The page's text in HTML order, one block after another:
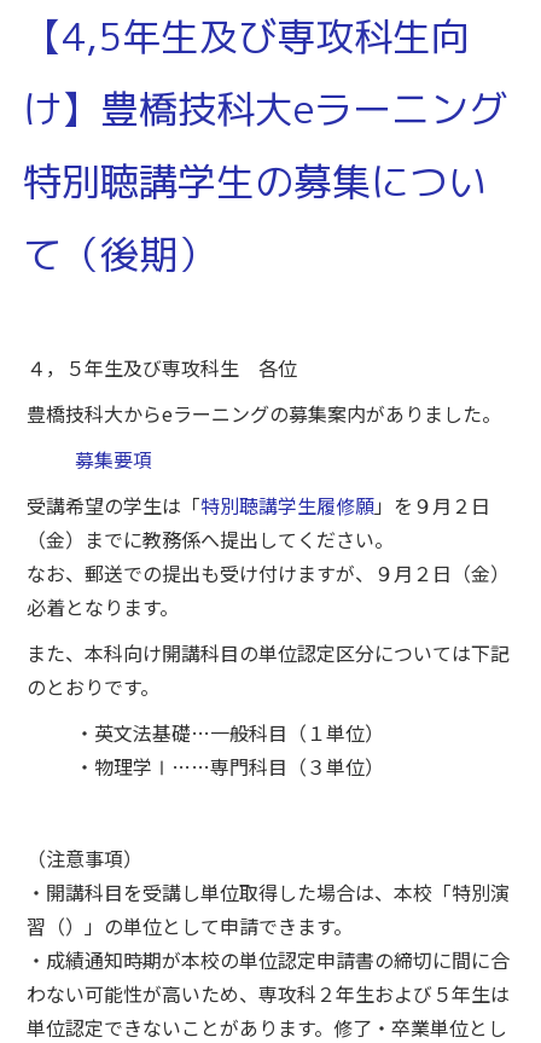
【4,5年生及び専攻科生向
け】豊橋技科大eラーニング
特別聴講学生の募集につい
て（後期）
４，５年生及び専攻科生 各位
豊橋技科大からeラーニングの募集案内がありました。
募集要項
受講希望の学生は「特別聴講学生履修願」を９月２日
（金）までに教務係へ提出してください。
なお、郵送での提出も受け付けますが、９月２日（金）
必着となります。
また、本科向け開講科目の単位認定区分については下記
のとおりです。
・英文法基礎…一般科目（１単位）
・物理学Ⅰ……専門科目（３単位）
（注意事項）
・開講科目を受講し単位取得した場合は、本校「特別演
習（）」の単位として申請できます。
・成績通知時期が本校の単位認定申請書の締切に間に合
わない可能性が高いため、専攻科２年生および５年生は
単位認定できないことがあります。修了・卒業単位とし